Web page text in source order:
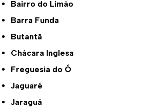
Bairro do Limão
Barra Funda
Butantã
Chácara Inglesa
Freguesia do Ó
Jaguaré
Jaraguá